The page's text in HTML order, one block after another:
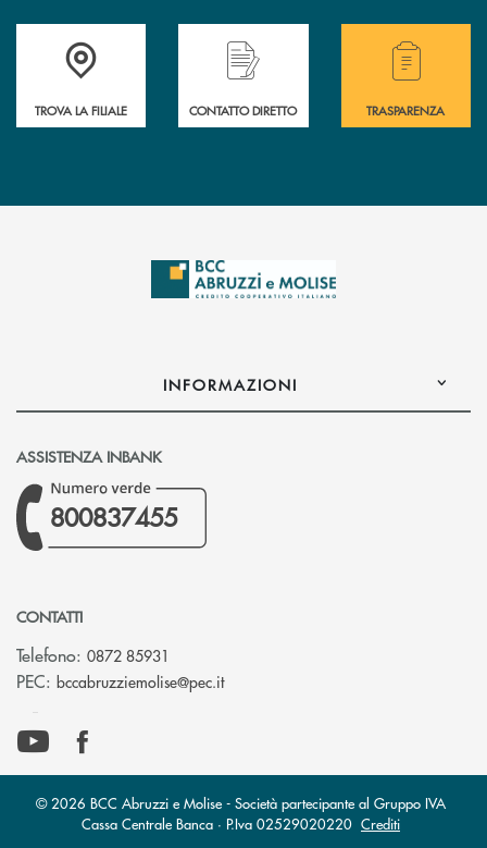
Accedi all' elenco completo delle filiali .
TROVA LA FILIALE CONTATTO DIRETTO
Hai bisogno di
TRASPARENZA
INFORMAZIONI
ASSISTENZA INBANK
800837455
CONTATTI
Telefono: 0872 85931
PEC: bccabruzziemolise@pec.it(si apre l’app di posta elettronica)
© 2026 BCC Abruzzi e Molise - Società partecipante al Gruppo IVA
Cassa Centrale Banca · P.Iva 02529020220 Crediti